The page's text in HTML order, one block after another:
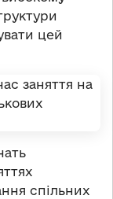
цей
спільних